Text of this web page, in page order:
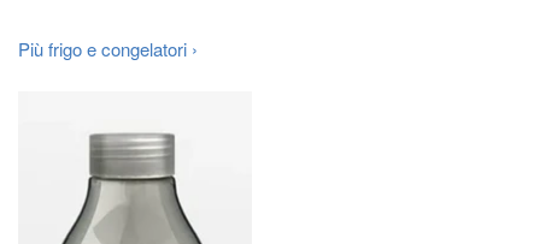
Più frigo e congelatori ›